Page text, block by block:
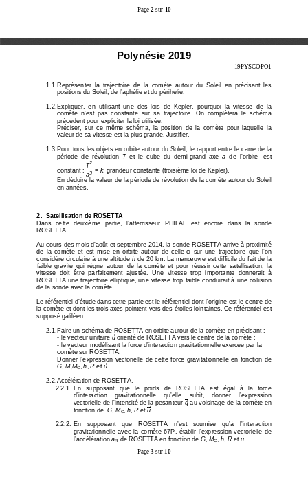
Page 2 sur 10
19PYSCOPO1
Page 3 sur 10
1.1. Représenter  la  trajectoire  de  la  comète  autour
  du  Soleil  en  précisant  les
positions du Soleil, de l’aphélie et du périhélie.
1.2. Expliquer,  en  utilisant  une  des  lois  de  Kepler ,  pourquoi  la  vitesse  de  la
comète  n’est  pas  constante  sur  sa  trajectoire.  On  complètera  le  schéma
précédent pour expliciter la loi utilisée.
Préciser,  sur  ce  même  schéma,  la  position  de  la  comète  pour  laquelle  la
valeur de sa vitesse est la plus grande. Justifier.
1.3. Pour tous les objets en orbite autour du Soleil, le rapport entre le carré de la
période  de  révolution
T
  et  le  cube  du  demi-grand  axe
a
  de  l’orbite   est
constant :
T2
a3 = k, grandeur constante (troisième loi de Kepler).
En déduire la valeur de la période de révolution de la comète autour du Soleil
en années.
2.  Satellisation de ROSETTA
Dans   cette   deuxième   partie,   l’atterrisseur   PHILAE   est   encore   dans   la   sonde
ROSETTA.
Au cours des mois d’août et septembre 2014, la sonde ROSETTA arrive à proximité
de  la  comète  et  est  mise  en  orbite  autour  de  celle-ci  sur  une  trajectoire  que  l’on
considère circulaire à une altitude h de 20 km. La manœuvre est difficile du fait de la
faible  gravité  qui  règne  autour  de  la  comète  et  pour  réussir  cette  satellisation,  la
vitesse  doit  être  parfaitement  ajustée.  Une  vitesse
  trop  importante  donnerait  à
ROSETTA une trajectoire elliptique, une vitesse trop faible conduirait à une collision
de la sonde avec la comète.
Le référentiel d’étude dans cette partie est le référentiel dont l'origine est le centre de
la comète et dont les trois axes pointent vers des étoiles lointaines. Ce référentiel est
supposé galiléen.
2.1. Faire un schéma de ROSETTA en orbite autour de la comète en précisant :
- le vecteur unitaire u
䙒
ጘ orienté de ROSETTA vers le centre de la comète ;
- le vecteur modélisant la force d’interaction gravitationnelle exercée par la
comète sur ROSETTA.
Donner  l’expression  vectorielle  de  cette  force  gravitationnelle  en  fonction  de
G M MC h R et u
䙒ጘ .
2.2. Accélération de ROSETTA.
2.2.1.  En   supposant   que   le   poids   de   ROSETTA   est   égal   à   la   force
d’interaction    gravitationnelle    qu’elle    subit,    donner    l’expression
vectorielle de l’intensité de la pesanteur g
䙒
ጘ au voisinage de la comète en
fonction de G MC h R et u
䙒ጘ
2.2.2.  En    supposant    que    ROSETTA    n’est   soumise    qu’à
l’interaction
gravitationnelle  avec  la  comète  67P,  établir  l’expression  vectorielle  de
l’accélération aR
䙒
䙒
䙒䙒
ጘ de ROSETTA en fonction de G, MC h, R et u
䙒ጘ .
Polynésie 2019